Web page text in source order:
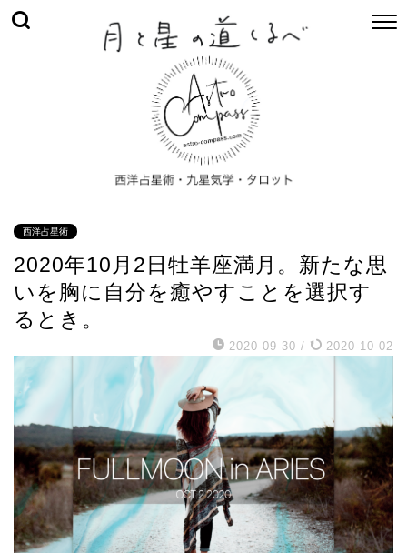
西洋占星術
2020年10月2日牡羊座満月。新たな思
いを胸に自分を癒やすことを選択す
るとき。
2020-09-30 / 2020-10-02